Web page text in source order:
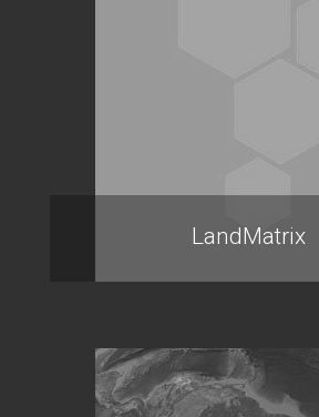
LandMatrix